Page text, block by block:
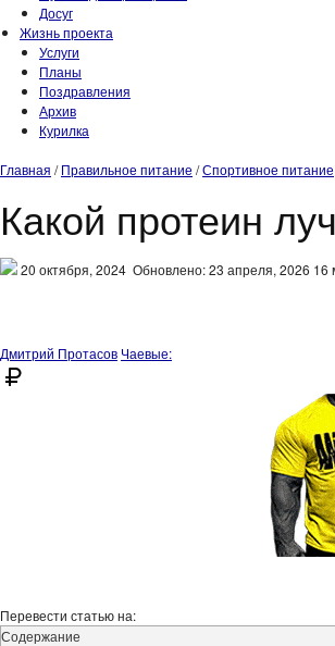
Досуг
Жизнь проекта
Услуги
Планы
Поздравления
Архив
Курилка
Главная / Правильное питание /Спортивное питание
Какой протеин
20 октября, 2024 Обновлено: 23 апреля, 2026 16
Дмитрий Протасов Чаевые:
Перевести статью на:
Содержание